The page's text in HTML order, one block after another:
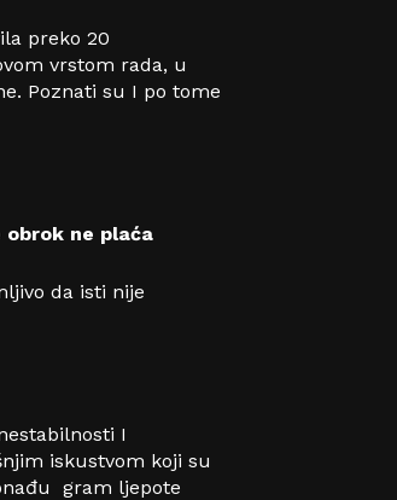
preko 20
vrstom rada, u
Poznati su I po tome
obrok ne plaća
da isti nije
I
iskustvom koji su
gram ljepote